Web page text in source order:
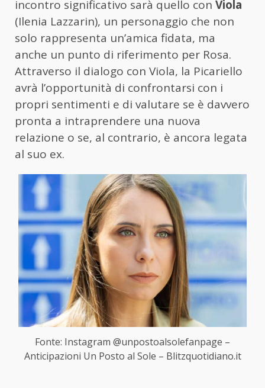
incontro significativo sarà quello con Viola
(Ilenia Lazzarin), un personaggio che non
solo rappresenta un’amica fidata, ma
anche un punto di riferimento per Rosa.
Attraverso il dialogo con Viola, la Picariello
avrà l’opportunità di confrontarsi con i
propri sentimenti e di valutare se è davvero
pronta a intraprendere una nuova
relazione o se, al contrario, è ancora legata
al suo ex.
Fonte: Instagram @unpostoalsolefanpage –
Anticipazioni Un Posto al Sole – Blitzquotidiano.it